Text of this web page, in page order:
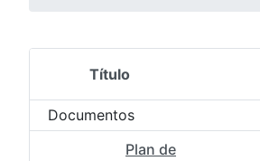
Selección del elemento
Título
Documentos
Plan de